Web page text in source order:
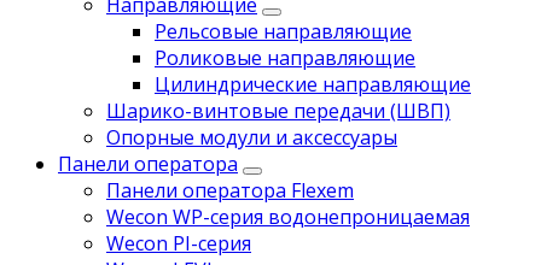
Рельсовые направляющие
Роликовые направляющие
Цилиндрические направляющие
Шарико-винтовые передачи (ШВП)
Опорные модули и аксессуары
Панели оператора
Панели оператора Flexem
Wecon WP-серия водонепроницаемая
Wecon PI-серия